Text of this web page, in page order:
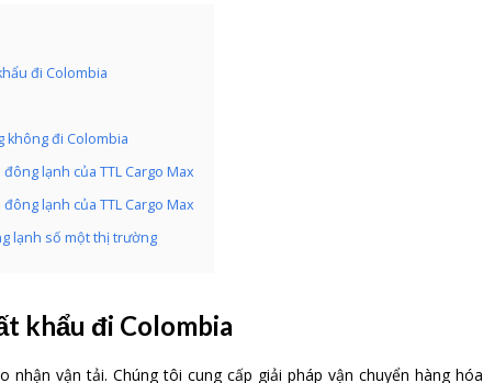
đi Colombia
không đi Colombia
lạnh của TTL Cargo Max
lạnh của TTL Cargo Max
lạnh số một thị trường
khẩu đi Colombia
vận tải. Chúng tôi cung cấp giải pháp vận chuyển hàng hóa